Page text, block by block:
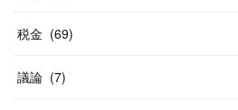
税金 (69)
議論 (7)